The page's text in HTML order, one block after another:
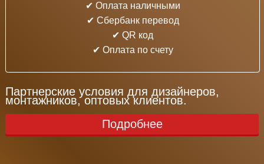
✔ Оплата наличными
✔ Cбербанк перевод
✔ QR код
✔ Оплата по счету
Партнерские условия для дизайнеров,
монтажников, оптовых клиентов.
Подробнее